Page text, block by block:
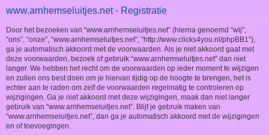
www.arnhemseluitjes.net - Registratie
Door het bezoeken van “www.arnhemseluitjes.net” (hierna genoemd “wij”,
“ons”, “onze”, “www.arnhemseluitjes.net”, “http://www.clicks4you.nl/phpBB1”),
ga je automatisch akkoord met de voorwaarden. Als je niet akkoord gaat met
deze voorwaarden, bezoek of gebruik “www.arnhemseluitjes.net” dan niet
langer. We hebben het recht om de voorwaarden op ieder moment te wijzigen
en zullen ons best doen om je hiervan tijdig op de hoogte te brengen, het is
echter aan te raden om zelf de voorwaarden regelmatig te controleren op
wijzigingen. Ga je niet akkoord met deze wijzigingen, maak dan niet langer
gebruik van “www.arnhemseluitjes.net”. Blijf je gebruik maken van
“www.arnhemseluitjes.net”, dan ga je automatisch akkoord met de wijzigingen
en of toevoegingen.